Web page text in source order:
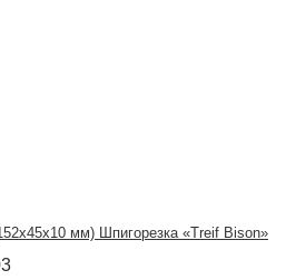
мм) Шпигорезка «Treif Bison»